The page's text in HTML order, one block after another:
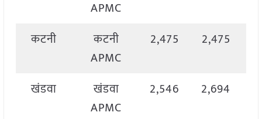
APMC
कटनी
कटनी
APMC
2,475 2,475
खंडवा
खंडवा
APMC
2,546 2,694